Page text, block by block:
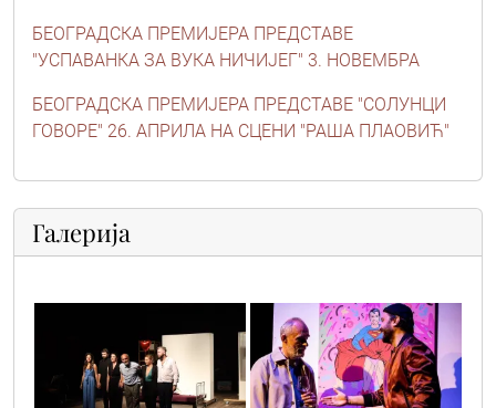
БЕОГРАДСКА ПРЕМИЈЕРА ПРЕДСТАВЕ
"УСПАВАНКА ЗА ВУКА НИЧИЈЕГ" 3. НОВЕМБРА
БЕОГРАДСКА ПРЕМИЈЕРА ПРЕДСТАВЕ "СОЛУНЦИ
ГОВОРЕ" 26. АПРИЛА НА СЦЕНИ "РАША ПЛАОВИЋ"
Галерија
sif_1320